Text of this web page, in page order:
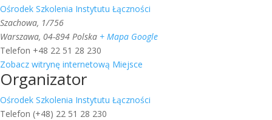
Ośrodek Szkolenia Instytutu Łączności
Szachowa, 1/756
Warszawa, 04-894 Polska + Mapa Google
Telefon +48 22 51 28 230
Zobacz witrynę internetową Miejsce
Organizator
Ośrodek Szkolenia Instytutu Łączności
Telefon (+48) 22 51 28 230